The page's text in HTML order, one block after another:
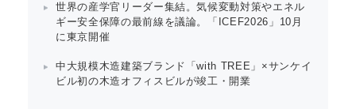
世界の産学官リーダー集結。気候変動対策やエネル
ギー安全保障の最前線を議論。「ICEF2026」10月
に東京開催
中大規模木造建築ブランド「with TREE」×サンケイ
ビル初の木造オフィスビルが竣工・開業
Japanese